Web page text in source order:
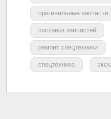
оригинальные запчасти
поставка запчастей
ремонт спецтехники
спецтехника